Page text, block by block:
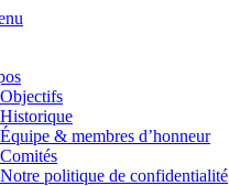
Objectifs
Historique
Équipe & membres d’honneur
Comités
Notre politique de confidentialité